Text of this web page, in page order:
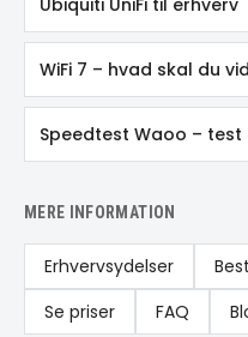
Ubiquiti UniFi til erhverv
WiFi 7 – hvad skal du
Speedtest Waoo –
MERE INFORMATION
Erhvervsydelser
Se priser
FAQ